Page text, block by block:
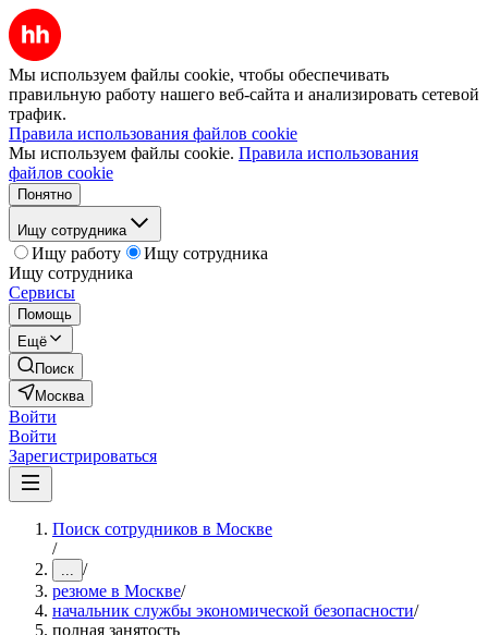
Мы используем файлы cookie, чтобы обеспечивать
правильную работу нашего веб-сайта и анализировать сетевой
трафик.
Правила использования файлов cookie
Мы используем файлы cookie. Правила использования
файлов cookie
Понятно
Ищу сотрудника
Ищу работу
Ищу сотрудника
Ищу сотрудника
Сервисы
Помощь
Ещё
Поиск
Москва
Войти
Войти
Зарегистрироваться
Поиск сотрудников в Москве
/
... /
резюме в Москве/
начальник службы экономической безопасности/
полная занятость